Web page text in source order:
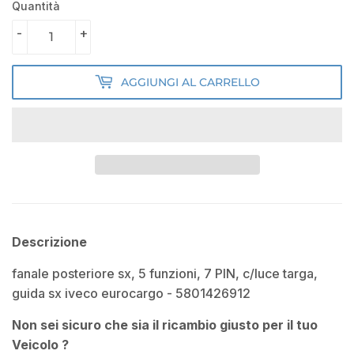
Quantità
+
-
AGGIUNGI AL CARRELLO
Descrizione
fanale posteriore sx, 5 funzioni, 7 PIN, c/luce targa,
guida sx iveco eurocargo - 5801426912
Non sei sicuro che sia il ricambio giusto per il tuo
Veicolo ?